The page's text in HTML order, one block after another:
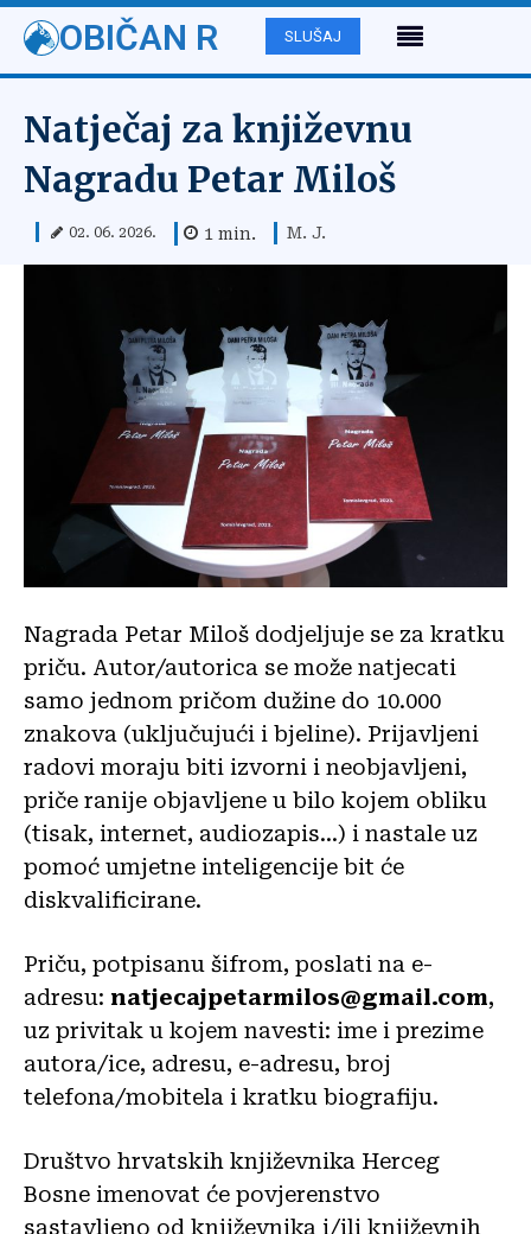
OBIČAN R SLUŠAJ
Natječaj za književnu
Nagradu Petar Miloš
02. 06. 2026. 1 min. M. J.
Nagrada Petar Miloš dodjeljuje se za kratku
priču. Autor/autorica se može natjecati
samo jednom pričom dužine do 10.000
znakova (uključujući i bjeline). Prijavljeni
radovi moraju biti izvorni i neobjavljeni,
priče ranije objavljene u bilo kojem obliku
(tisak, internet, audiozapis…) i nastale uz
pomoć umjetne inteligencije bit će
diskvalificirane.
Priču, potpisanu šifrom, poslati na e-
adresu: natjecajpetarmilos@gmail.com,
uz privitak u kojem navesti: ime i prezime
autora/ice, adresu, e-adresu, broj
telefona/mobitela i kratku biografiju.
Društvo hrvatskih književnika Herceg
Bosne imenovat će povjerenstvo
sastavljeno od književnika i/ili književnih